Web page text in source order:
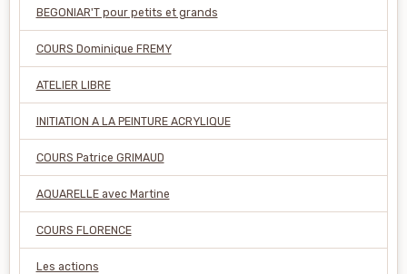
BEGONIAR'T pour petits et grands
COURS Dominique FREMY
ATELIER LIBRE
INITIATION A LA PEINTURE ACRYLIQUE
COURS Patrice GRIMAUD
AQUARELLE avec Martine
COURS FLORENCE
Les actions